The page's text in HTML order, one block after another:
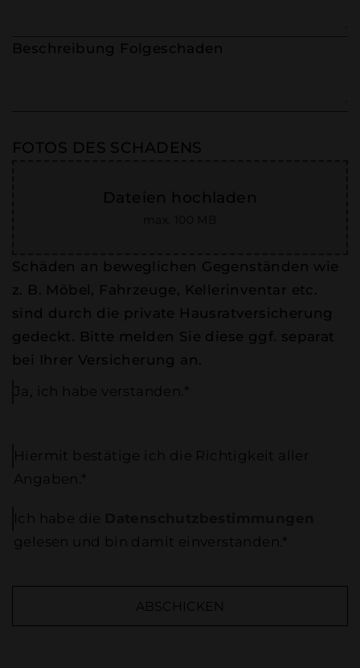
Beschreibung Folgeschaden
FOTOS DES SCHADENS
Schäden an beweglichen Gegenständen wie
z. B. Möbel, Fahrzeuge, Kellerinventar etc.
sind durch die private Hausratversicherung
gedeckt. Bitte melden Sie diese ggf. separat
bei Ihrer Versicherung an.
Ja, ich habe verstanden.*
Hiermit bestätige ich die Richtigkeit aller
Angaben.*
Ich habe die
gelesen und bin damit einverstanden.*
ABSCHICKEN